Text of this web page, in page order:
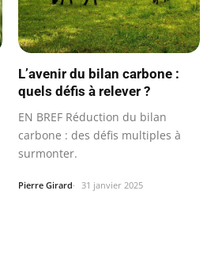
L’avenir du bilan carbone :
quels défis à relever ?
EN BREF Réduction du bilan
carbone : des défis multiples à
surmonter.
Pierre Girard 31 janvier 2025